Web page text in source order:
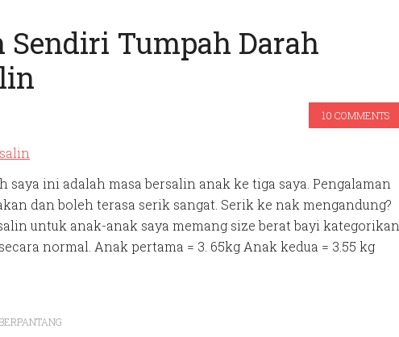
Sendiri Tumpah Darah
10 COMMENTS
saya ini adalah masa bersalin anak ke tiga saya. Pengalaman
dan boleh terasa serik sangat. Serik ke nak mengandung?
untuk anak-anak saya memang size berat bayi kategorikan
normal. Anak pertama = 3. 65kg Anak kedua = 3.55 kg